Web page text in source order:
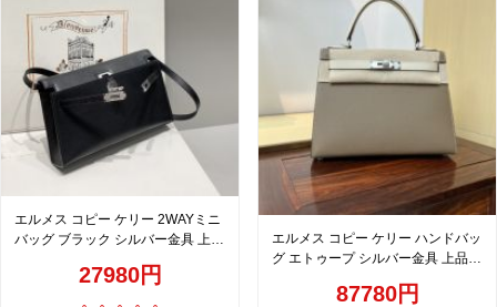
エルメス コピー ケリー 2WAYミニ
バッグ ブラック シルバー金具 上質
27980円
エルメス コピー ケリー ハンドバッ
グ エトゥープ シルバー金具 上品レ
87780円